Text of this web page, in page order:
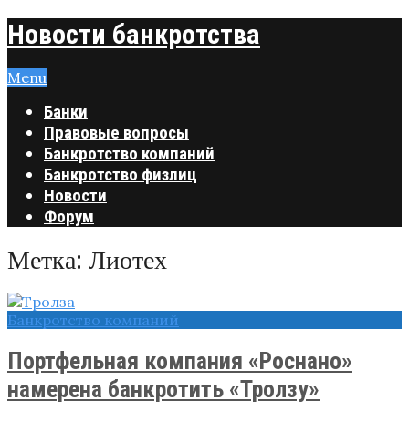
Новости банкротства
Menu
Банки
Правовые вопросы
Банкротство компаний
Банкротство физлиц
Новости
Форум
Метка: Лиотех
Банкротство компаний
Портфельная компания «Роснано»
намерена банкротить «Тролзу»